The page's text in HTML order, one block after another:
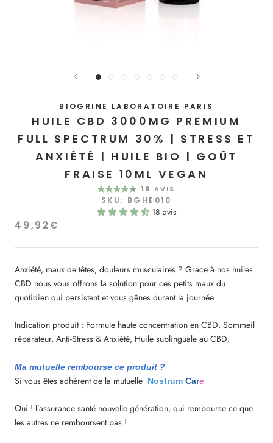
BIOGRINE LABORATOIRE PARIS
HUILE CBD 3000MG PREMIUM
FULL SPECTRUM 30% | STRESS ET
ANXIÉTÉ | HUILE BIO | GOÛT
FRAISE 10ML VEGAN
18 AVIS
SKU: BGHE010
18 avis
49,92€
Anxiété, maux de têtes, douleurs musculaires ? Grace à nos huiles
CBD nous vous offrons la solution pour ces petits maux du
quotidien qui persistent et vous gênes durant la journée.
Indication produit : Formule haute concentration en CBD, Sommeil
réparateur, Anti-Stress & Anxiété, Huile sublinguale au CBD.
Ma mutuelle rembourse ce produit ?
Si vous êtes adhérent de la mutuelle Nostrum Care
Oui ! l’assurance santé nouvelle génération, qui rembourse ce que
les autres ne remboursent pas !